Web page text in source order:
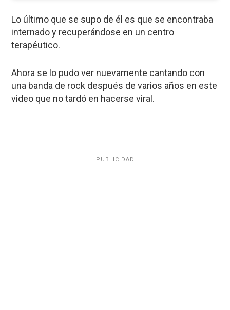
Lo último que se supo de él es que se encontraba
internado y recuperándose en un centro
terapéutico.
Ahora se lo pudo ver nuevamente cantando con
una banda de rock después de varios años en este
video que no tardó en hacerse viral.
PUBLICIDAD